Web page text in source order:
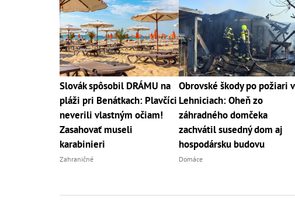
Slovák spôsobil DRÁMU na
pláži pri Benátkach: Plavčíci
neverili vlastným očiam!
Zasahovať museli
karabinieri
Zahraničné
Obrovské škody po požiari v
Lehniciach: Oheň zo
záhradného domčeka
zachvátil susedný dom aj
hospodársku budovu
Domáce